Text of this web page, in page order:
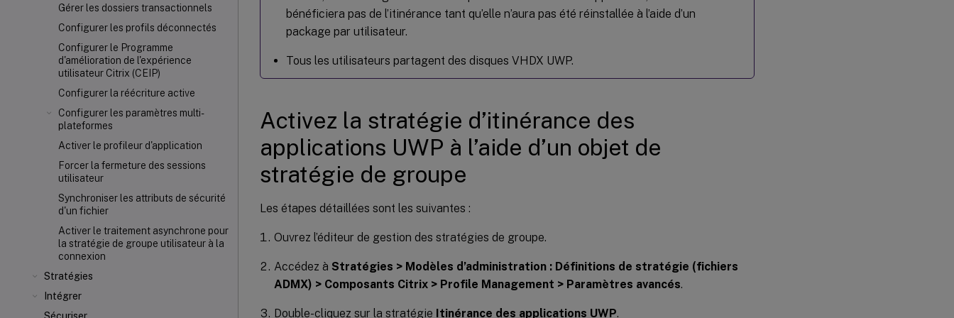
Gérer les dossiers transactionnels
Configurer les profils déconnectés
Configurer le Programme
d'amélioration de l'expérience
utilisateur Citrix (CEIP)
Configurer la réécriture active
Configurer les paramètres multi-
plateformes
Activer le profileur d'application
Forcer la fermeture des sessions
utilisateur
Synchroniser les attributs de sécurité
d'un fichier
Activer le traitement asynchrone pour
la stratégie de groupe utilisateur à la
connexion
Stratégies
Intégrer
bénéficiera pas de l’itinérance tant qu’elle n’aura pas été réinstallée à l’aide d’un
package par utilisateur.
Tous les utilisateurs partagent des disques VHDX UWP.
Activez la stratégie d’itinérance des
applications UWP à l’aide d’un objet de
stratégie de groupe
Les étapes détaillées sont les suivantes :
Ouvrez l’éditeur de gestion des stratégies de groupe.
Accédez à Stratégies > Modèles d’administration : Définitions de stratégie (fichiers
ADMX) > Composants Citrix > Profile Management > Paramètres avancés.
Double-cliquez sur la stratégie Itinérance des applications UWP.